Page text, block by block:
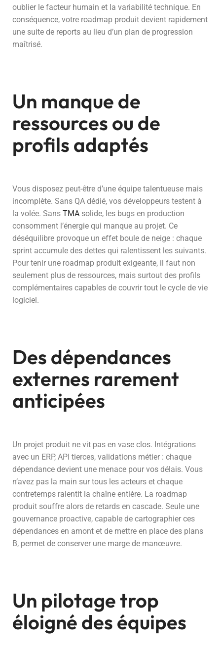
oublier le facteur humain et la variabilité technique. En
conséquence, votre roadmap produit devient rapidement
une suite de reports au lieu d’un plan de progression
maîtrisé.
Un manque de
ressources ou de
profils adaptés
Vous disposez peut-être d’une équipe talentueuse mais
incomplète. Sans QA dédié, vos développeurs testent à
la volée. Sans TMA solide, les bugs en production
consomment l’énergie qui manque au projet. Ce
déséquilibre provoque un effet boule de neige : chaque
sprint accumule des dettes qui ralentissent les suivants.
Pour tenir une roadmap produit exigeante, il faut non
seulement plus de ressources, mais surtout des profils
complémentaires capables de couvrir tout le cycle de vie
logiciel.
Des dépendances
externes rarement
anticipées
Un projet produit ne vit pas en vase clos. Intégrations
avec un ERP, API tierces, validations métier : chaque
dépendance devient une menace pour vos délais. Vous
n’avez pas la main sur tous les acteurs et chaque
contretemps ralentit la chaîne entière. La roadmap
produit souffre alors de retards en cascade. Seule une
gouvernance proactive, capable de cartographier ces
dépendances en amont et de mettre en place des plans
B, permet de conserver une marge de manœuvre.
Un pilotage trop
éloigné des équipes